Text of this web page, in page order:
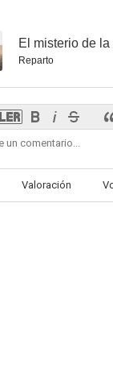
El misterio de
Reparto
Valoración